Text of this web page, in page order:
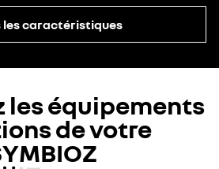
caractéristiques
les équipements
de votre